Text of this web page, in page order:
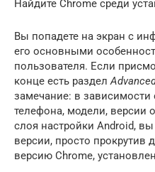
Найдите Chrome среди
Вы попадете на экран с
его основными
пользователя. Если
конце есть раздел
замечание: в зависимости
телефона, модели, версии
слоя настройки Android,
версии, просто прокрутив
версию Chrome,